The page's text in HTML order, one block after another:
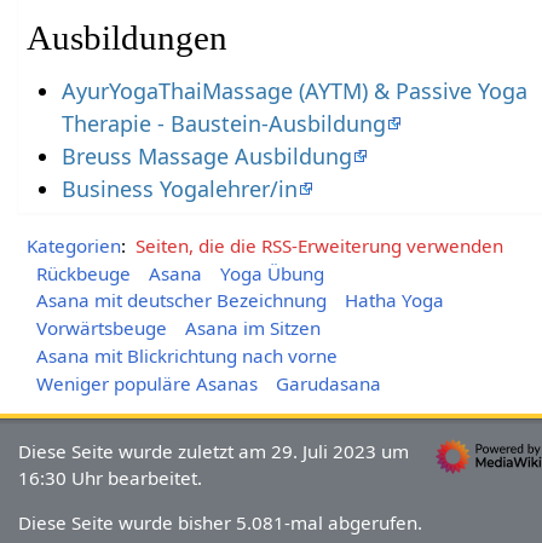
Ausbildungen
AyurYogaThaiMassage (AYTM) & Passive Yoga
Therapie - Baustein-Ausbildung
Breuss Massage Ausbildung
Business Yogalehrer/in
Kategorien: Seiten, die die RSS-Erweiterung verwenden
Rückbeuge
Asana
Yoga Übung
Asana mit deutscher Bezeichnung
Hatha Yoga
Vorwärtsbeuge
Asana im Sitzen
Asana mit Blickrichtung nach vorne
Weniger populäre Asanas
Garudasana
Diese Seite wurde zuletzt am 29. Juli 2023 um
16:30 Uhr bearbeitet.
Diese Seite wurde bisher 5.081-mal abgerufen.